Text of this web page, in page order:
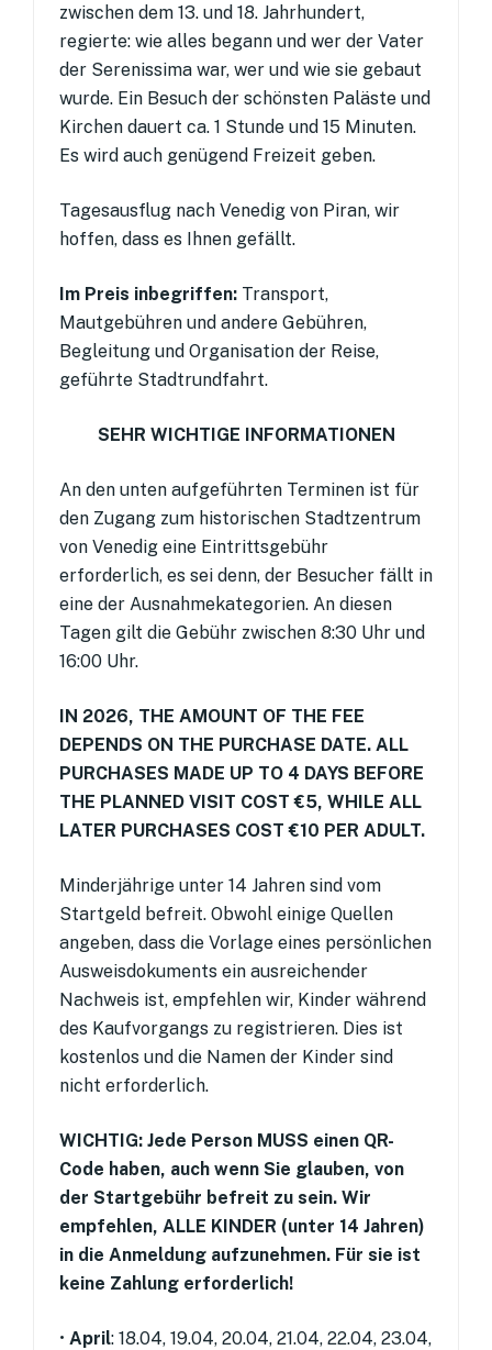
zwischen dem 13. und 18. Jahrhundert,
regierte: wie alles begann und wer der Vater
der Serenissima war, wer und wie sie gebaut
wurde. Ein Besuch der schönsten Paläste und
Kirchen dauert ca. 1 Stunde und 15 Minuten.
Es wird auch genügend Freizeit geben.
Tagesausflug nach Venedig von Piran, wir
hoffen, dass es Ihnen gefällt.
Im Preis inbegriffen: Transport,
Mautgebühren und andere Gebühren,
Begleitung und Organisation der Reise,
geführte Stadtrundfahrt.
SEHR WICHTIGE INFORMATIONEN
An den unten aufgeführten Terminen ist für
den Zugang zum historischen Stadtzentrum
von Venedig eine Eintrittsgebühr
erforderlich, es sei denn, der Besucher fällt in
eine der Ausnahmekategorien. An diesen
Tagen gilt die Gebühr zwischen 8:30 Uhr und
16:00 Uhr.
IN 2026, THE AMOUNT OF THE FEE
DEPENDS ON THE PURCHASE DATE. ALL
PURCHASES MADE UP TO 4 DAYS BEFORE
THE PLANNED VISIT COST €5, WHILE ALL
LATER PURCHASES COST €10 PER ADULT.
Minderjährige unter 14 Jahren sind vom
Startgeld befreit. Obwohl einige Quellen
angeben, dass die Vorlage eines persönlichen
Ausweisdokuments ein ausreichender
Nachweis ist, empfehlen wir, Kinder während
des Kaufvorgangs zu registrieren. Dies ist
kostenlos und die Namen der Kinder sind
nicht erforderlich.
WICHTIG: Jede Person MUSS einen QR-
Code haben, auch wenn Sie glauben, von
der Startgebühr befreit zu sein. Wir
empfehlen, ALLE KINDER (unter 14 Jahren)
in die Anmeldung aufzunehmen. Für sie ist
keine Zahlung erforderlich!
• April: 18.04, 19.04, 20.04, 21.04, 22.04, 23.04,